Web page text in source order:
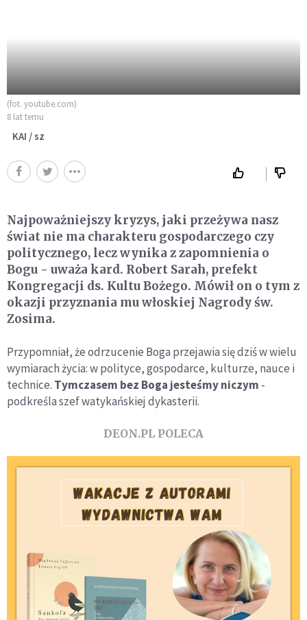
(fot. youtube.com)
8 lat temu
KAI / sz
Najpoważniejszy kryzys, jaki przeżywa nasz
świat nie ma charakteru gospodarczego czy
politycznego, lecz wynika z zapomnienia o
Bogu - uważa kard. Robert Sarah, prefekt
Kongregacji ds. Kultu Bożego. Mówił on o tym z
okazji przyznania mu włoskiej Nagrody św.
Zosima.
Przypomniał, że odrzucenie Boga przejawia się dziś w wielu
wymiarach życia: w polityce, gospodarce, kulturze, nauce i
technice. Tymczasem bez Boga jesteśmy niczym -
podkreśla szef watykańskiej dykasterii.
DEON.PL POLECA